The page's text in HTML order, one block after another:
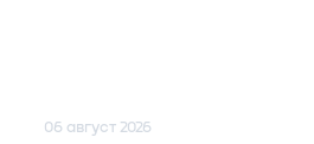
06 август 2026